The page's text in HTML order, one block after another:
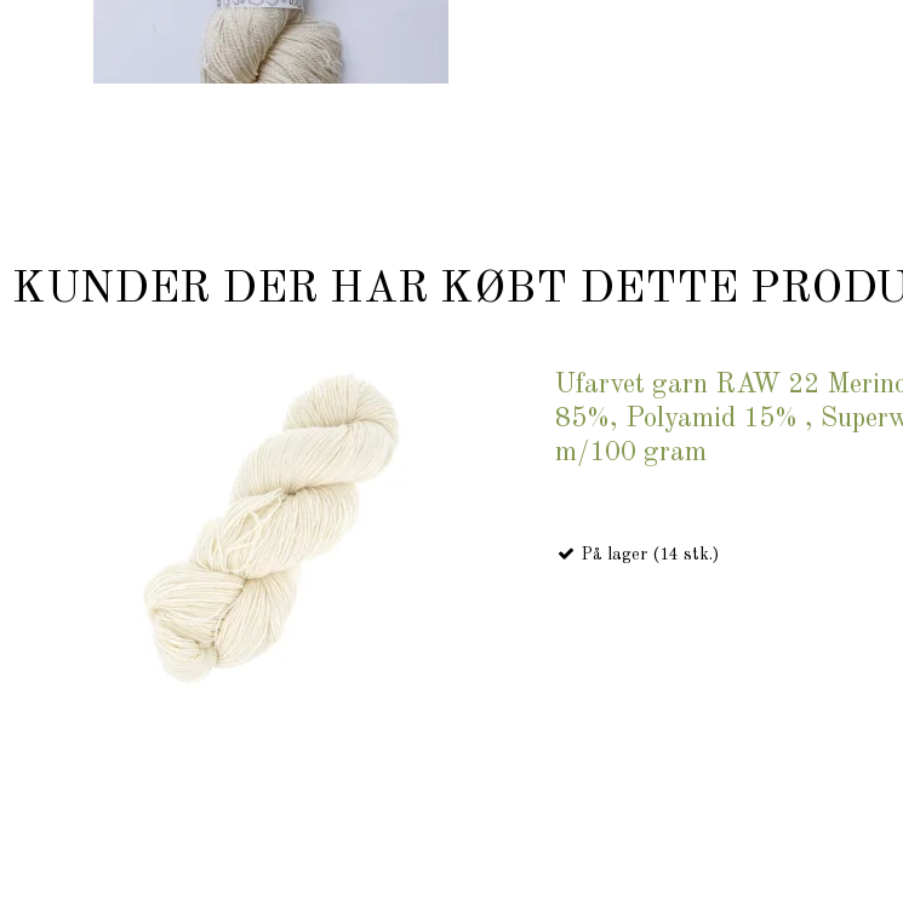
KUNDER DER HAR KØBT DETTE
Ufarvet garn RAW 22
85%, Polyamid 15% ,
m/100 gram
På lager (14 stk.)